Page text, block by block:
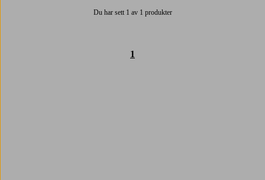
Du har sett 1 av 1 produkter
1